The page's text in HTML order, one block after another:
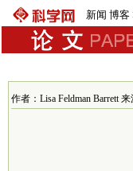
新闻 博客
作者：Lisa Feldman Barrett